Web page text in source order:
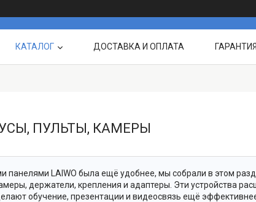
КАТАЛОГ ДОСТАВКА И ОПЛАТА
ПУЛЬТЫ, КАМЕРЫ
панелями LAIWO была ещё удобнее, мы собрали в этом
держатели, крепления и адаптеры. Эти устройства
обучение, презентации и видеосвязь ещё